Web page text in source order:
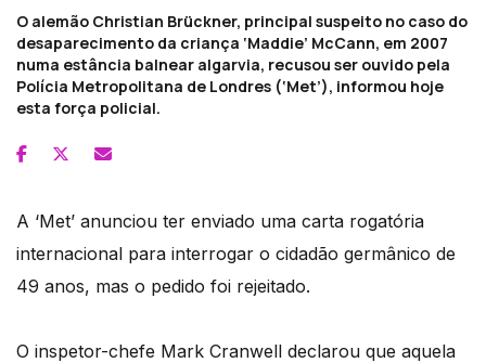
O alemão Christian Brückner, principal suspeito no caso do
desaparecimento da criança ‘Maddie’ McCann, em 2007
numa estância balnear algarvia, recusou ser ouvido pela
Polícia Metropolitana de Londres (‘Met’), informou hoje
esta força policial.
A ‘Met’ anunciou ter enviado uma carta rogatória
internacional para interrogar o cidadão germânico de
49 anos, mas o pedido foi rejeitado.
O inspetor-chefe Mark Cranwell declarou que aquela